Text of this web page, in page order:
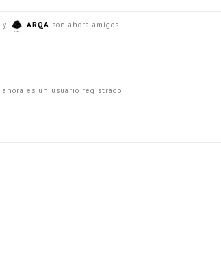
y ARQA son ahora amigos
ahora es un usuario registrado